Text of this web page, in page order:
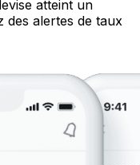
atteint un
des alertes de taux